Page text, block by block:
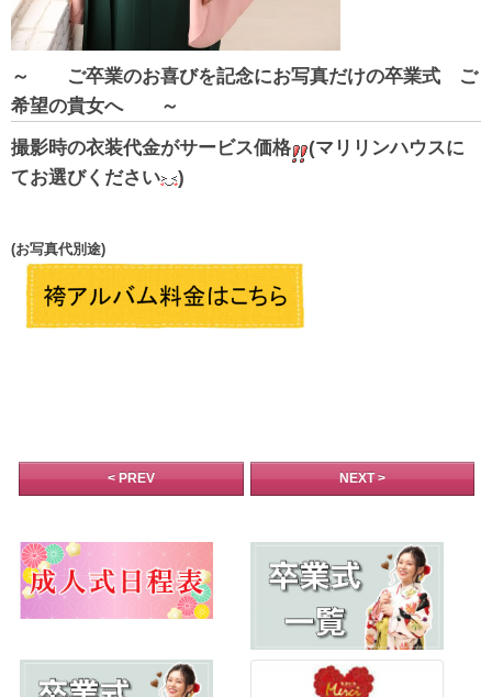
～ ご卒業のお喜びを記念にお写真だけの卒業式 ご
希望の貴女へ ～
撮影時の衣装代金がサービス価格
(マリリンハウスに
てお選びください
)
(お写真代別途)
< PREV NEXT >